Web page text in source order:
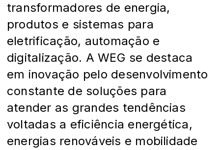
transformadores de energia,
produtos e sistemas para
eletrificação, automação e
digitalização. A WEG se destaca
em inovação pelo desenvolvimento
constante de soluções para
atender as grandes tendências
voltadas a eficiência energética,
energias renováveis e mobilidade